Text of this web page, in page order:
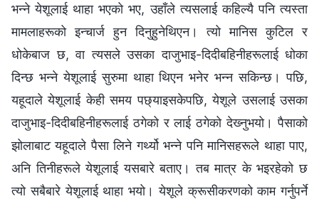
भन्‍ने येशूलाई थाहा भएको भए, उहाँले त्यसलाई कहिल्यै पनि त्यस्ता
मामलाहरूको इन्चार्ज हुन दिनुहुनेथिएन। त्यो मानिस कुटिल र
धोकेबाज छ, वा त्यसले उसका दाजुभाइ-दिदीबहिनीहरूलाई धोका
दिन्छ भन्‍ने येशूलाई सुरुमा थाहा थिएन भनेर भन्‍न सकिन्छ। पछि,
यहूदाले येशूलाई केही समय पछ्याइसकेपछि, येशूले उसलाई उसका
दाजुभाइ-दिदीबहिनीहरूलाई ठगेको र लाई ठगेको देख्‍नुभयो। पैसाको
झोलाबाट यहूदाले पैसा लिने गर्थ्यो भन्‍ने पनि मानिसहरूले थाहा पाए,
अनि तिनीहरूले येशूलाई यसबारे बताए। तब मात्र के भइरहेको छ
त्यो सबैबारे येशूलाई थाहा भयो। येशूले क्रूसीकरणको काम गर्नुपर्ने